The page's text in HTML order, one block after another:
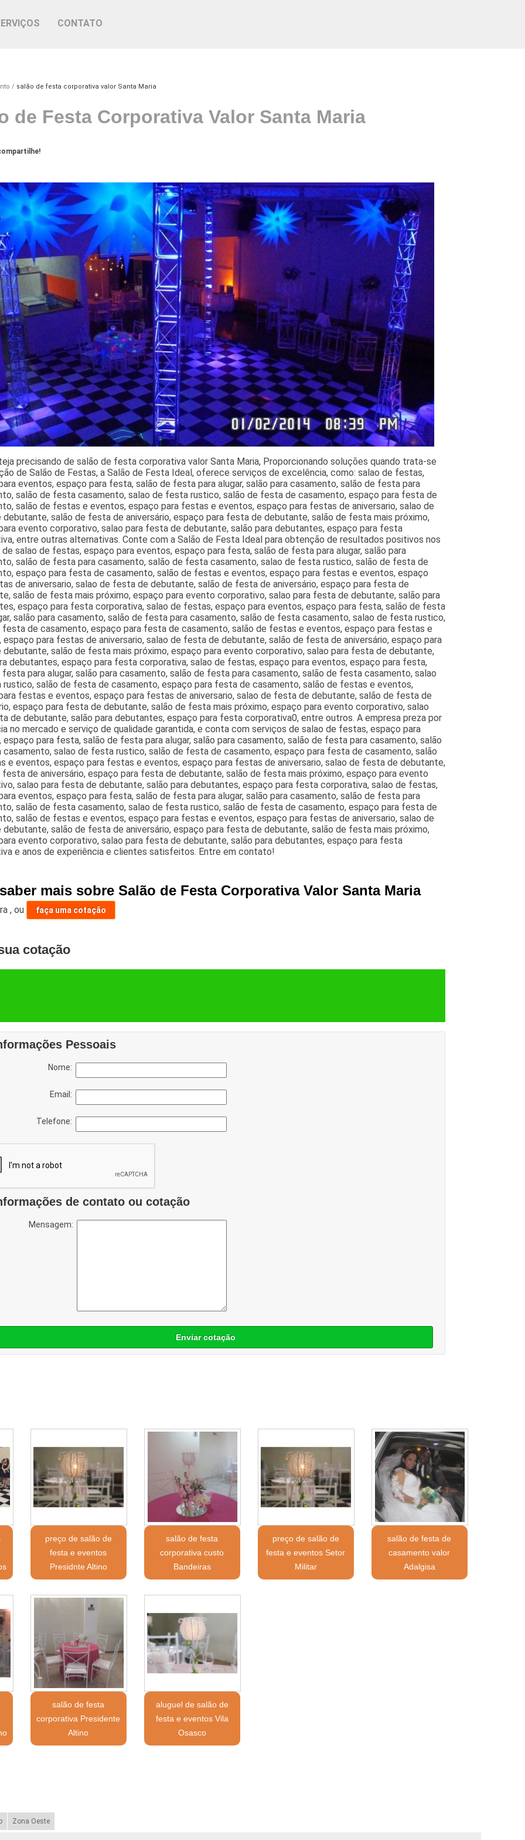
CONTATO
salão de festa corporativa valor Santa Maria
de Festa Corporativa Valor Santa Maria
precisando de salão de festa corporativa valor Santa Maria, Proporcionando soluções quando trata-se
de Salão de Festas, a Salão de Festa Ideal, oferece serviços de excelência, como: salao de festas,
eventos, espaço para festa, salão de festa para alugar, salão para casamento, salão de festa para
salão de festa casamento, salao de festa rustico, salão de festa de casamento, espaço para festa de
salão de festas e eventos, espaço para festas e eventos, espaço para festas de aniversario, salao de
salão de festa de aniversário, espaço para festa de debutante, salão de festa mais próximo,
evento corporativo, salao para festa de debutante, salão para debutantes, espaço para festa
entre outras alternativas. Conte com a Salão de Festa Ideal para obtenção de resultados positivos nos
salao de festas, espaço para eventos, espaço para festa, salão de festa para alugar, salão para
salão de festa para casamento, salão de festa casamento, salao de festa rustico, salão de festa de
espaço para festa de casamento, salão de festas e eventos, espaço para festas e eventos, espaço
de aniversario, salao de festa de debutante, salão de festa de aniversário, espaço para festa de
salão de festa mais próximo, espaço para evento corporativo, salao para festa de debutante, salão para
espaço para festa corporativa, salao de festas, espaço para eventos, espaço para festa, salão de festa
salão para casamento, salão de festa para casamento, salão de festa casamento, salao de festa rustico,
festa de casamento, espaço para festa de casamento, salão de festas e eventos, espaço para festas e
espaço para festas de aniversario, salao de festa de debutante, salão de festa de aniversário, espaço para
salão de festa mais próximo, espaço para evento corporativo, salao para festa de debutante,
debutantes, espaço para festa corporativa, salao de festas, espaço para eventos, espaço para festa,
festa para alugar, salão para casamento, salão de festa para casamento, salão de festa casamento, salao
salão de festa de casamento, espaço para festa de casamento, salão de festas e eventos,
festas e eventos, espaço para festas de aniversario, salao de festa de debutante, salão de festa de
espaço para festa de debutante, salão de festa mais próximo, espaço para evento corporativo, salao
de debutante, salão para debutantes, espaço para festa corporativa0, entre outros. A empresa preza por
no mercado e serviço de qualidade garantida, e conta com serviços de salao de festas, espaço para
espaço para festa, salão de festa para alugar, salão para casamento, salão de festa para casamento, salão
salao de festa rustico, salão de festa de casamento, espaço para festa de casamento, salão
e eventos, espaço para festas e eventos, espaço para festas de aniversario, salao de festa de debutante,
festa de aniversário, espaço para festa de debutante, salão de festa mais próximo, espaço para evento
salao para festa de debutante, salão para debutantes, espaço para festa corporativa, salao de festas,
eventos, espaço para festa, salão de festa para alugar, salão para casamento, salão de festa para
salão de festa casamento, salao de festa rustico, salão de festa de casamento, espaço para festa de
salão de festas e eventos, espaço para festas e eventos, espaço para festas de aniversario, salao de
salão de festa de aniversário, espaço para festa de debutante, salão de festa mais próximo,
evento corporativo, salao para festa de debutante, salão para debutantes, espaço para festa
e anos de experiência e clientes satisfeitos. Entre em contato!
mais sobre Salão de Festa Corporativa Valor Santa Maria
,ou faça uma cotação
cotação
Pessoais
Nome:
Email:
Telefone:
de contato ou cotação
Mensagem:
Enviar cotação
preço de salão de
festa e eventos
Presidnte Altino
salão de festa
corporativa custo
Bandeiras
preço de salão de
festa e eventos Setor
Militar
salão de festa de
casamento valor
Adalgisa
salão de festa
corporativa Presidente
Altino
aluguel de salão de
festa e eventos Vila
Osasco
Zona Oeste